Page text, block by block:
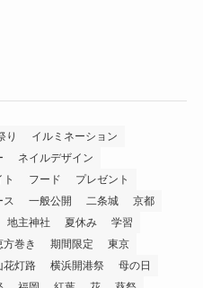
り
イルミネーション
ネイルデザイン
フード
プレゼント
ス 一般公開 二条城
京都
地主神社 夏休み
学習
方巻き 期間限定
東京
花灯路 横浜開港祭
母の日